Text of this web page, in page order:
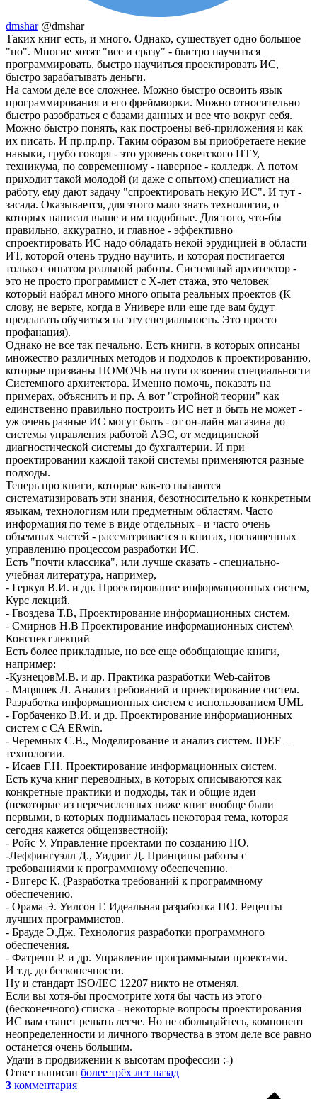
dmshar @dmshar
Таких книг есть, и много. Однако, существует одно большое
"но". Многие хотят "все и сразу" - быстро научиться
программировать, быстро научиться проектировать ИС,
быстро зарабатывать деньги.
На самом деле все сложнее. Можно быстро освоить язык
программирования и его фреймворки. Можно относительно
быстро разобраться с базами данных и все что вокруг себя.
Можно быстро понять, как построены веб-приложения и как
их писать. И пр.пр.пр. Таким образом вы приобретаете некие
навыки, грубо говоря - это уровень советского ПТУ,
техникума, по современному - наверное - колледж. А потом
приходит такой молодой (и даже с опытом) специалист на
работу, ему дают задачу "спроектировать некую ИС". И тут -
засада. Оказывается, для этого мало знать технологии, о
которых написал выше и им подобные. Для того, что-бы
правильно, аккуратно, и главное - эффективно
спроектировать ИС надо обладать некой эрудицией в области
ИТ, которой очень трудно научить, и которая постигается
только с опытом реальной работы. Системный архитектор -
это не просто программист с Х-лет стажа, это человек
который набрал много много опыта реальных проектов (К
слову, не верьте, когда в Универе или еще где вам будут
предлагать обучиться на эту специальность. Это просто
профанация).
Однако не все так печально. Есть книги, в которых описаны
множество различных методов и подходов к проектированию,
которые призваны ПОМОЧЬ на пути освоения специальности
Системного архитектора. Именно помочь, показать на
примерах, объяснить и пр. А вот "стройной теории" как
единственно правильно построить ИС нет и быть не может -
уж очень разные ИС могут быть - от он-лайн магазина до
системы управления работой АЭС, от медицинской
диагностической системы до бухгалтерии. И при
проектировании каждой такой системы применяются разные
подходы.
Теперь про книги, которые как-то пытаются
систематизировать эти знания, безотносительно к конкретным
языкам, технологиям или предметным областям. Часто
информация по теме в виде отдельных - и часто очень
объемных частей - рассматривается в книгах, посвященных
управлению процессом разработки ИС.
Есть "почти классика", или лучше сказать - специально-
учебная литература, например,
- Геркул В.И. и др. Проектирование информационных систем,
Курс лекций.
- Гвоздева Т.В, Проектирование информационных систем.
- Смирнов Н.В Проектирование информационных систем\
Конспект лекций
Есть более прикладные, но все еще обобщающие книги,
например:
-КузнецовМ.В. и др. Практика разработки Web-сайтов
- Мацяшек Л. Анализ требований и проектирование систем.
Разработка информационных систем с использованием UML
- Горбаченко В.И. и др. Проектирование информационных
систем с CA ERwin.
- Черемных С.В., Моделирование и анализ систем. IDEF –
технологии.
- Исаев Г.Н. Проектирование информационных систем.
Есть куча книг переводных, в которых описываются как
конкретные практики и подходы, так и общие идеи
(некоторые из перечисленных ниже книг вообще были
первыми, в которых поднималась некоторая тема, которая
сегодня кажется общеизвестной):
- Ройс У. Управление проектами по созданию ПО.
-Леффингуэлл Д., Уидриг Д. Принципы работы с
требованиями к программному обеспечению.
- Вигерс К. (Разработка требований к программному
обеспечению.
- Орама Э. Уилсон Г. Идеальная разработка ПО. Рецепты
лучших программистов.
- Брауде Э.Дж. Технология разработки программного
обеспечения.
- Фатрепп Р. и др. Управление программными проектами.
И т.д. до бесконечности.
Ну и стандарт ISO/IEC 12207 никто не отменял.
Если вы хотя-бы просмотрите хотя бы часть из этого
(бесконечного) списка - некоторые вопросы проектирования
ИС вам станет решать легче. Но не обольщайтесь, компонент
неопределенности и личного творчества в этом деле все равно
останется очень большим.
Удачи в продвижении к высотам профессии :-)
Ответ написан более трёх лет назад
3 комментария